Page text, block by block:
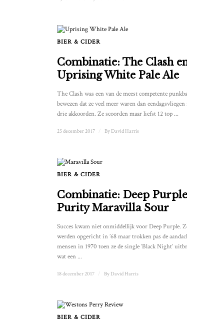
BIER & CIDER
Combinatie: The Clash en
Uprising White Pale Ale
The Clash was een van de meest competente punkbands die
bewezen dat ze veel meer waren dan eendagsvliegen met
drie akkoorden. Ze scoorden maar liefst 12 top ...
25 december 2017 By David Harris
BIER & CIDER
Combinatie: Deep Purple en
Purity Maravilla Sour
Succes kwam niet onmiddellijk voor Deep Purple. Ze
werden opgericht in ’68 maar trokken pas de aandacht van
mensen in 1970 toen ze de single ‘Black Night’ uitbrachten,
wat een ...
18 december 2017 By David Harris
BIER & CIDER